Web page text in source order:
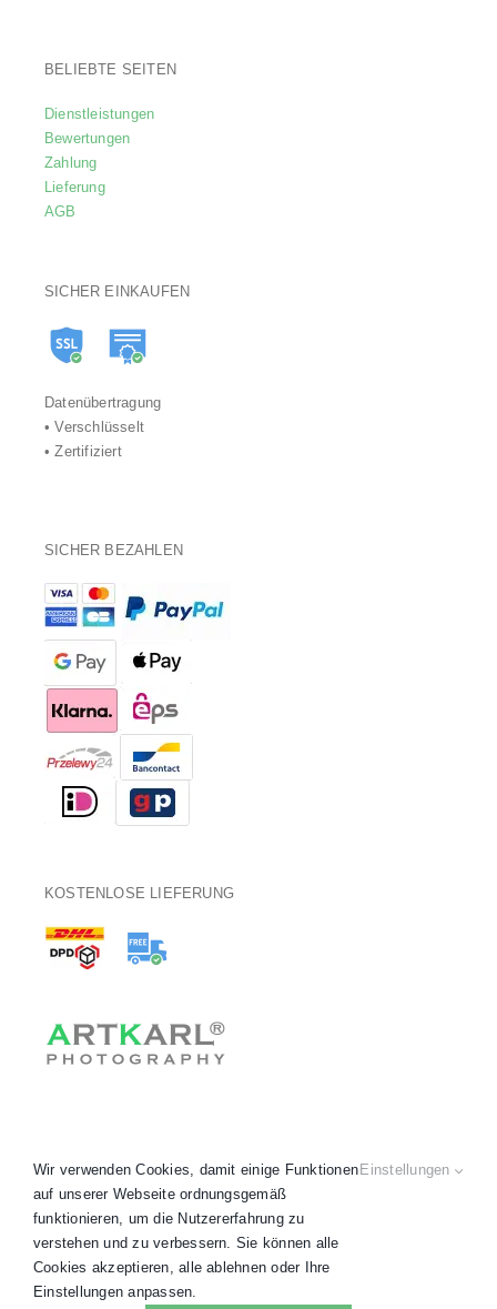
BELIEBTE SEITEN
Dienstleistungen
Bewertungen
Zahlung
Lieferung
AGB
SICHER EINKAUFEN
Datenübertragung
• Verschlüsselt
• Zertifiziert
SICHER BEZAHLEN
KOSTENLOSE LIEFERUNG
Copyright 2020 - 2026 © ARTKARL® • AGB
Impressum•Widerruf • Alle Preise inkl. MwSt.
Wir verwenden Cookies, damit einige Funktionen
auf unserer Webseite ordnungsgemäß
funktionieren, um die Nutzererfahrung zu
verstehen und zu verbessern. Sie können alle
Cookies akzeptieren, alle ablehnen oder Ihre
Einstellungen anpassen.
Einstellungen